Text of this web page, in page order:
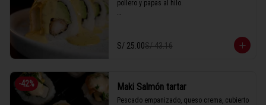
pollero y papas al hilo.
1 Tabla (10 unidades)
S/ 25.00S/ 43.16
-42% Maki Salmón tartar
Pescado empanizado, queso crema, cubierto